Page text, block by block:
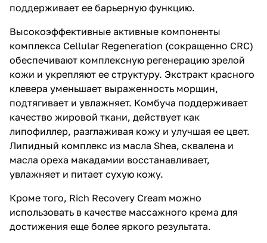
поддерживает ее барьерную функцию.
Высокоэффективные активные компоненты
комплекса Cellular Regeneration (сокращенно CRC)
обеспечивают комплексную регенерацию зрелой
кожи и укрепляют ее структуру. Экстракт красного
клевера уменьшает выраженность морщин,
подтягивает и увлажняет. Комбуча поддерживает
качество жировой ткани, действует как
липофиллер, разглаживая кожу и улучшая ее цвет.
Липидный комплекс из масла Shea, сквалена и
масла ореха макадамии восстанавливает,
увлажняет и питает сухую кожу.
Кроме того, Rich Recovery Cream можно
использовать в качестве массажного крема для
достижения еще более яркого результата.